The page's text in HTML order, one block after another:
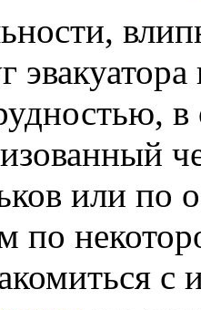
или по
по
с